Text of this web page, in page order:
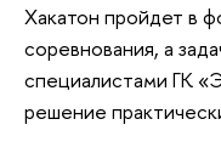
Хакатон пройдет в
соревнования, а
специалистами ГК
решение